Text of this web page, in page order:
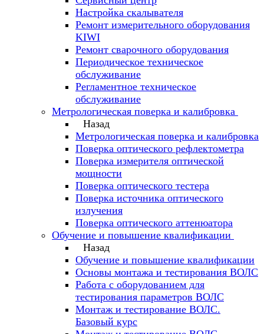
Настройка скалывателя
Ремонт измерительного оборудования
KIWI
Ремонт сварочного оборудования
Периодическое техническое
обслуживание
Регламентное техническое
обслуживание
Метрологическая поверка и калибровка
Назад
Метрологическая поверка и калибровка
Поверка оптического рефлектометра
Поверка измерителя оптической
мощности
Поверка оптического тестера
Поверка источника оптического
излучения
Поверка оптического аттенюатора
Обучение и повышение квалификации
Назад
Обучение и повышение квалификации
Основы монтажа и тестирования ВОЛС
Работа с оборудованием для
тестирования параметров ВОЛС
Монтаж и тестирование ВОЛС.
Базовый курс